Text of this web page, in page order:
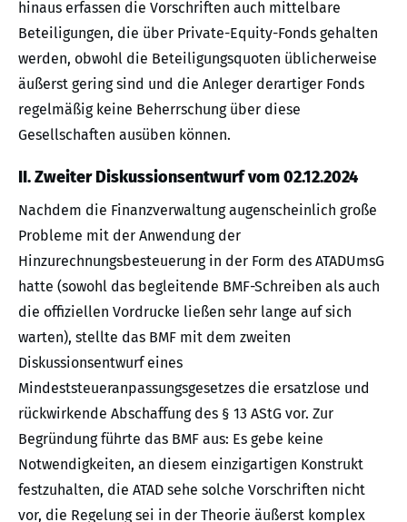
hinaus erfassen die Vorschriften auch mittelbare
Beteiligungen, die über Private-Equity-Fonds gehalten
werden, obwohl die Beteiligungsquoten üblicherweise
äußerst gering sind und die Anleger derartiger Fonds
regelmäßig keine Beherrschung über diese
Gesellschaften ausüben können.
II. Zweiter Diskussionsentwurf vom 02.12.2024
Nachdem die Finanzverwaltung augenscheinlich große
Probleme mit der Anwendung der
Hinzurechnungsbesteuerung in der Form des ATADUmsG
hatte (sowohl das begleitende BMF-Schreiben als auch
die offiziellen Vordrucke ließen sehr lange auf sich
warten), stellte das BMF mit dem zweiten
Diskussionsentwurf eines
Mindeststeueranpassungsgesetzes die ersatzlose und
rückwirkende Abschaffung des § 13 AStG vor. Zur
Begründung führte das BMF aus: Es gebe keine
Notwendigkeiten, an diesem einzigartigen Konstrukt
festzuhalten, die ATAD sehe solche Vorschriften nicht
vor, die Regelung sei in der Theorie äußerst komplex